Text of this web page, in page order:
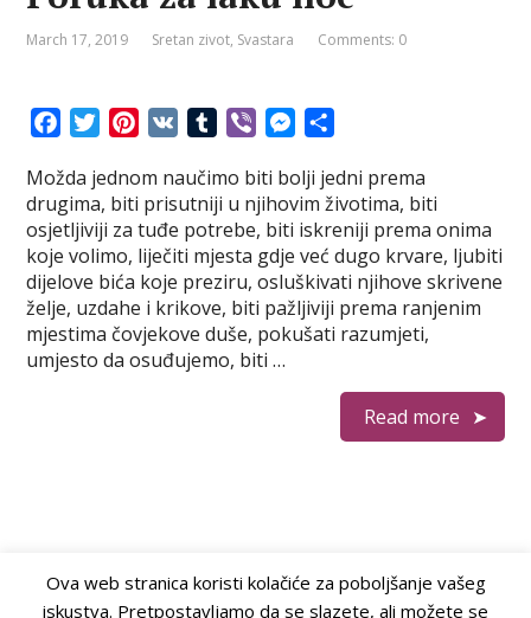
March 17, 2019 Sretan zivot, Svastara Comments: 0
c
e
b
o
o
k
T
i
t
t
e
r
n
t
e
r
e
s
t
m
b
l
r
b
e
r
M
s
s
e
n
g
e
a
r
e
Možda jednom naučimo biti bolji jedni prema
drugima, biti prisutniji u njihovim životima, biti
osjetljiviji za tuđe potrebe, biti iskreniji prema onima
koje volimo, liječiti mjesta gdje već dugo krvare, ljubiti
dijelove bića koje preziru, osluškivati njihove skrivene
želje, uzdahe i krikove, biti pažljiviji prema ranjenim
mjestima čovjekove duše, pokušati razumjeti,
umjesto da osuđujemo, biti …
Read more
Ova web stranica koristi kolačiće za poboljšanje vašeg
iskustva. Pretpostavljamo da se slazete, ali možete se